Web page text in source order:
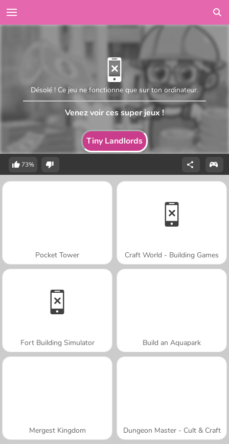
Tiny Landlords
Désolé ! Ce jeu ne fonctionne que sur ton ordinateur.
Venez voir ces super jeux !
73%
Pocket Tower Craft World - Building Games
Fort Building Simulator Build an Aquapark
Mergest Kingdom Dungeon Master - Cult & Craft